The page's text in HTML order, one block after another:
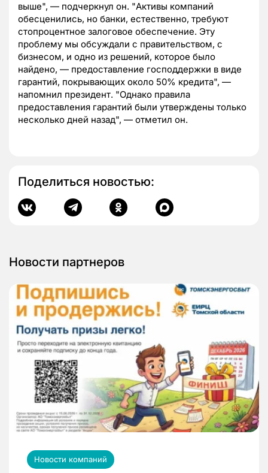
выше", — подчеркнул он. "Активы компаний
обесценились, но банки, естественно, требуют
стопроцентное залоговое обеспечение. Эту
проблему мы обсуждали с правительством, с
бизнесом, и одно из решений, которое было
найдено, — предоставление господдержки в виде
гарантий, покрывающих около 50% кредита", —
напомнил президент. "Однако правила
предоставления гарантий были утверждены только
несколько дней назад", — отметил он.
Поделиться новостью:
Новости партнеров
Новости компаний